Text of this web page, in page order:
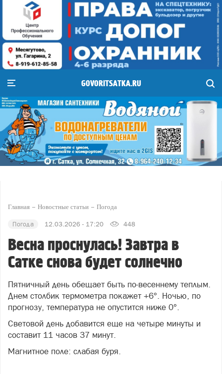
GOVORITSATKA.RU
Главная Новостные статьи Погода
Погода 12.03.2026 - 17:20 448
Весна проснулась! Завтра в
Сатке снова будет солнечно
Пятничный день обещает быть по-весеннему теплым.
Днем столбик термометра покажет +6°. Ночью, по
прогнозу, температура не опустится ниже 0°.
Световой день добавится еще на четыре минуты и
составит 11 часов 37 минут.
Магнитное поле: слабая буря.